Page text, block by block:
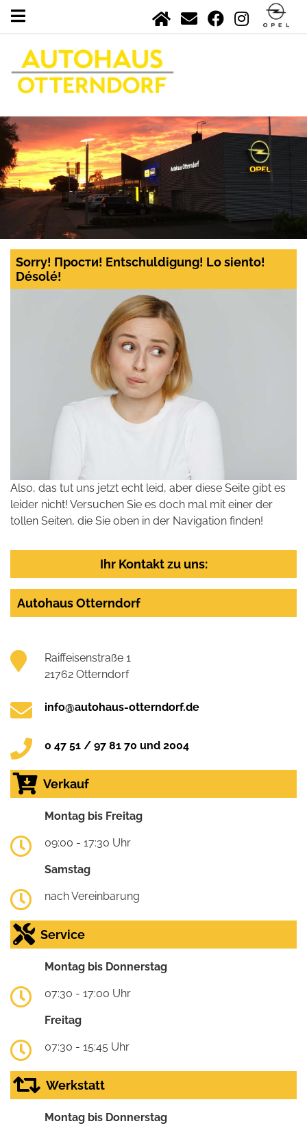
Sorry! Прости! Entschuldigung! Lo siento!
Désolé!
Also, das tut uns jetzt echt leid, aber diese Seite gibt es
leider nicht! Versuchen Sie es doch mal mit einer der
tollen Seiten, die Sie oben in der Navigation finden!
Ihr Kontakt zu uns:
Autohaus Otterndorf
Raiffeisenstraße 1
21762 Otterndorf
info@autohaus-otterndorf.de
0 47 51 / 97 81 70 und 2004
Verkauf
Montag bis Freitag
09:00 - 17:30 Uhr
Samstag
nach Vereinbarung
Service
Montag bis Donnerstag
07:30 - 17:00 Uhr
Freitag
07:30 - 15:45 Uhr
Werkstatt
Montag bis Donnerstag